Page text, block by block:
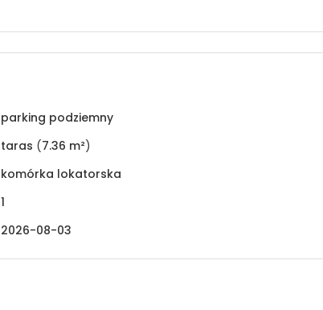
parking podziemny
taras (7.36 m²)
komórka lokatorska
1
2026-08-03